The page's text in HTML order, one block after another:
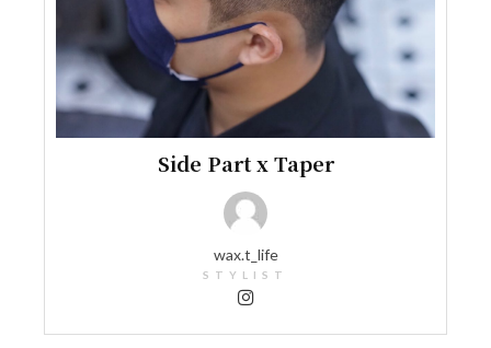
Side Part x Taper
wax.t_life
STYLIST